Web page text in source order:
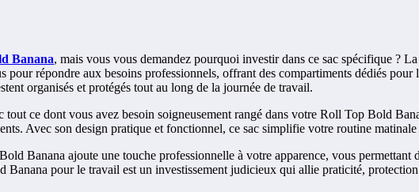
Banana, mais vous vous demandez pourquoi investir dans ce sac spécifique ?
pour répondre aux besoins professionnels, offrant des compartiments dédiés
organisés et protégés tout au long de la journée de travail.
ce dont vous avez besoin soigneusement rangé dans votre Roll Top Bold
Avec son design pratique et fonctionnel, ce sac simplifie votre routine
Banana ajoute une touche professionnelle à votre apparence, vous
Banana pour le travail est un investissement judicieux qui allie praticité,